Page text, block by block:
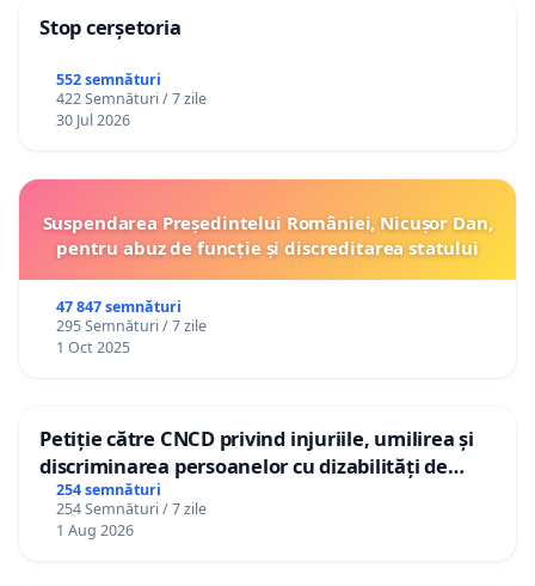
Stop cerșetoria
552 semnături
422 Semnături / 7 zile
30 Jul 2026
Suspendarea Președintelui României, Nicușor Dan,
pentru abuz de funcție și discreditarea statului
47 847 semnături
295 Semnături / 7 zile
1 Oct 2025
Petiție către CNCD privind injuriile, umilirea și
discriminarea persoanelor cu dizabilități de
către utilizatorul TikTok „Gorici”
254 semnături
254 Semnături / 7 zile
1 Aug 2026